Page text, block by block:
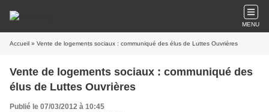
MENU
Accueil » Vente de logements sociaux : communiqué des élus de Luttes Ouvrières
Vente de logements sociaux : communiqué des
élus de Luttes Ouvrières
Publié le 07/03/2012 à 10:45